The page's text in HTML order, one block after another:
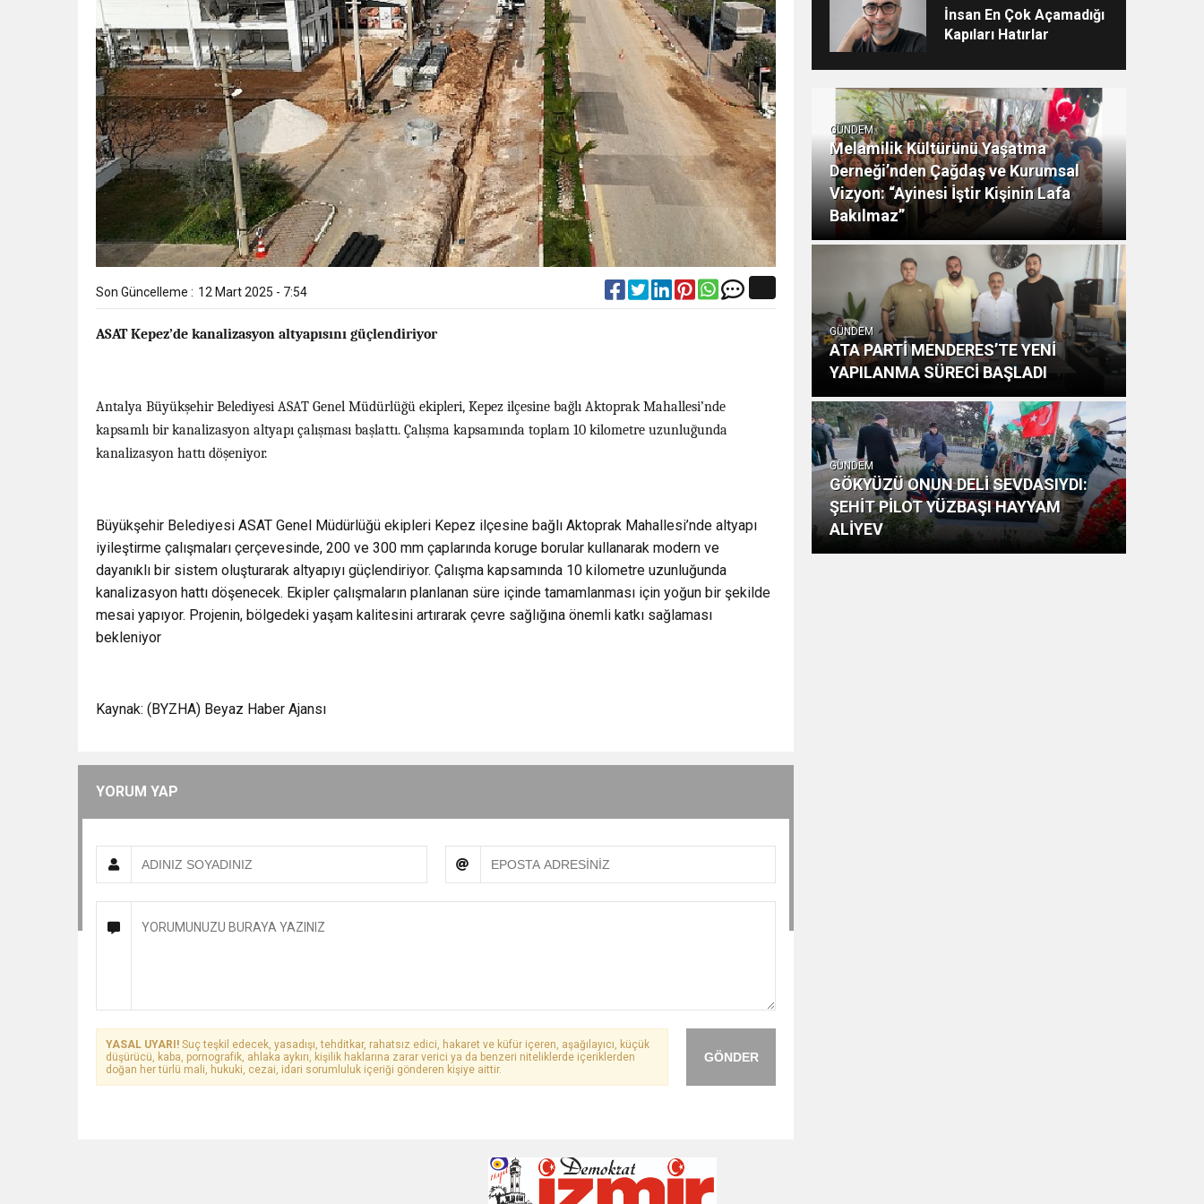
Son Güncelleme : 12 Mart 2025 - 7:54
ASAT Kepez’de kanalizasyon altyapısını güçlendiriyor
Antalya Büyükşehir Belediyesi ASAT Genel Müdürlüğü ekipleri, Kepez ilçesine bağlı Aktoprak Mahallesi’nde
kapsamlı bir kanalizasyon altyapı çalışması başlattı. Çalışma kapsamında toplam 10 kilometre uzunluğunda
kanalizasyon hattı döşeniyor.
Büyükşehir Belediyesi ASAT Genel Müdürlüğü ekipleri Kepez ilçesine bağlı Aktoprak Mahallesi’nde altyapı
iyileştirme çalışmaları çerçevesinde, 200 ve 300 mm çaplarında koruge borular kullanarak modern ve
dayanıklı bir sistem oluşturarak altyapıyı güçlendiriyor. Çalışma kapsamında 10 kilometre uzunluğunda
kanalizasyon hattı döşenecek. Ekipler çalışmaların planlanan süre içinde tamamlanması için yoğun bir şekilde
mesai yapıyor. Projenin, bölgedeki yaşam kalitesini artırarak çevre sağlığına önemli katkı sağlaması
bekleniyor
Kaynak: (BYZHA) Beyaz Haber Ajansı
YORUM YAP
GÖNDER
YASAL UYARI! Suç teşkil edecek, yasadışı, tehditkar, rahatsız edici, hakaret ve küfür içeren, aşağılayıcı, küçük
düşürücü, kaba, pornografik, ahlaka aykırı, kişilik haklarına zarar verici ya da benzeri niteliklerde içeriklerden
doğan her türlü mali, hukuki, cezai, idari sorumluluk içeriği gönderen kişiye aittir.
İnsan En Çok Açamadığı
Kapıları Hatırlar
GÜNDEM
Melamilik Kültürünü Yaşatma
Derneği’nden Çağdaş ve Kurumsal
Vizyon: “Ayinesi İştir Kişinin Lafa
Bakılmaz”
GÜNDEM
ATA PARTİ MENDERES’TE YENİ
YAPILANMA SÜRECİ BAŞLADI
GÜNDEM
GÖKYÜZÜ ONUN DELİ SEVDASIYDI:
ŞEHİT PİLOT YÜZBAŞI HAYYAM
ALİYEV